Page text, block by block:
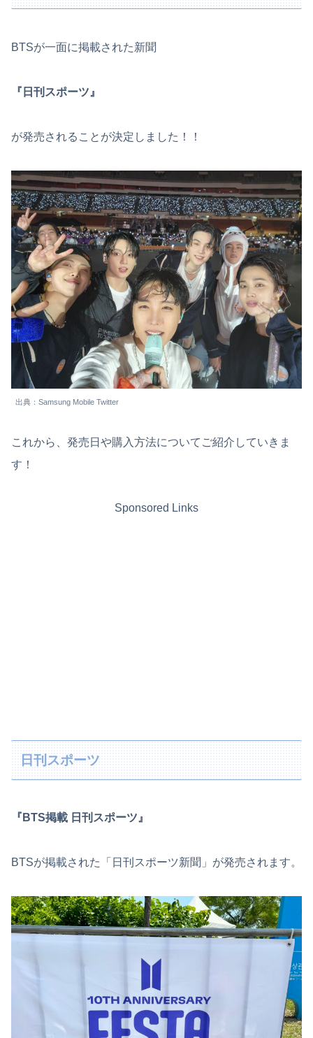
BTSが一面に掲載された新聞
『日刊スポーツ』
が発売されることが決定しました！！
出典：Samsung Mobile Twitter
これから、発売日や購入方法についてご紹介していきま
す！
Sponsored Links
日刊スポーツ
『BTS掲載 日刊スポーツ』
BTSが掲載された「日刊スポーツ新聞」が発売されます。